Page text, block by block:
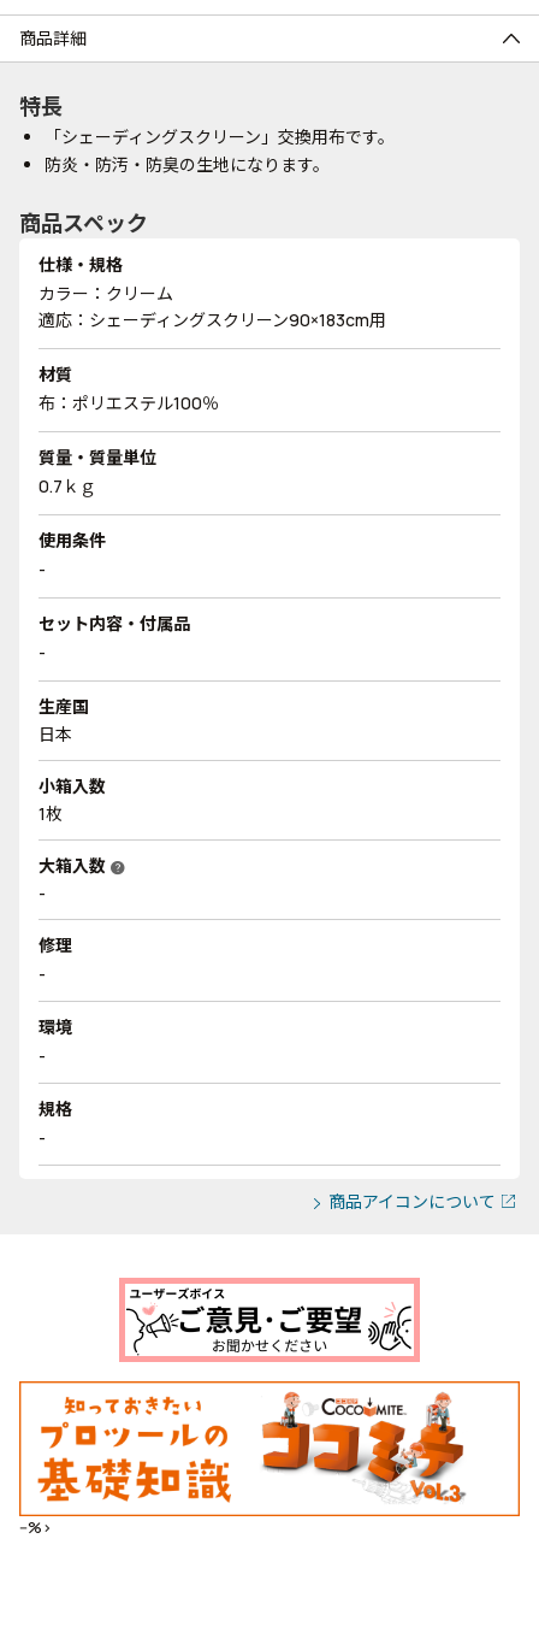
商品詳細
特長
「シェーディングスクリーン」交換用布です。
防炎・防汚・防臭の生地になります。
商品スペック
仕様・規格
カラー：クリーム
適応：シェーディングスクリーン90×183cm用
材質
布：ポリエステル100％
質量・質量単位
0.7ｋｇ
使用条件
-
セット内容・付属品
-
生産国
日本
小箱入数
1枚
大箱入数 help
-
修理
-
環境
-
規格
-
商品アイコンについて
--%>